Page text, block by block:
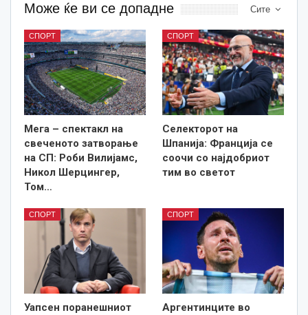
Сите
Може ќе ви се допадне
СПОРТ
Мега – спектакл на
свеченото затворање
на СП: Роби Вилијамс,
Никол Шерцингер,
Том…
СПОРТ
Селекторот на
Шпанија: Франција се
соочи со најдобриот
тим во светот
СПОРТ
Уапсен поранешниот
СПОРТ
Аргентинците во